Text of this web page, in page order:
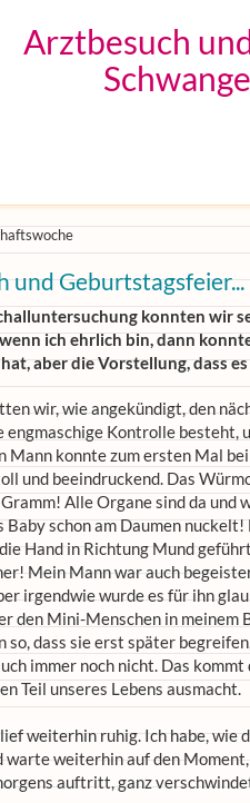
Arztbesuch
und Geburtstagsfeier...
konnten wir
ich ehrlich bin, dann
aber die Vorstellung, dass
wir, wie angekündigt, den
engmaschige Kontrolle besteht,
konnte zum ersten Mal
und beeindruckend. Das
Alle Organe sind da
Baby schon am Daumen
Hand in Richtung Mund
Mein Mann war auch
irgendwie wurde es für ihn
den Mini-Menschen in meinem
so, dass sie erst später
immer noch nicht. Das
Teil unseres Lebens ausmacht.
weiterhin ruhig. Ich habe, wie
warte weiterhin auf den
auftritt, ganz